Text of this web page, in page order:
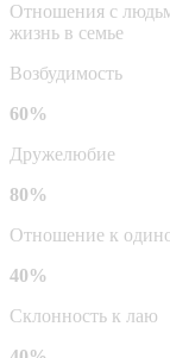
Отношения с
жизнь в семье
Возбудимость
60%
Дружелюбие
80%
Отношение к
40%
Склонность к лаю